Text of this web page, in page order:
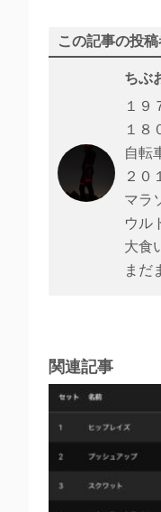
e
k
o
d
o
n
この記事の投
ちぶ
１９
１８
自転
２０
マラ
ウル
大食
まだ
関連記事